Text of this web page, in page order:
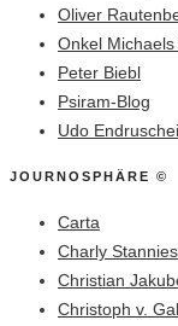
Oliver
Onkel
Peter Biebl
Psiram-Blog
Udo
JOURNOSPHÄRE ©
Carta
Charly Stannies
Christian
Christoph v.